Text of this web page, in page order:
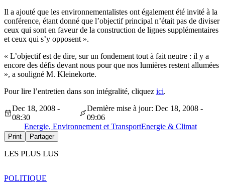
Il a ajouté que les environnementalistes ont également été invité à la
conférence, étant donné que l’objectif principal n’était pas de diviser
ceux qui sont en faveur de la construction de lignes supplémentaires
et ceux qui s’y opposent ».
« L’objectif est de dire, sur un fondement tout à fait neutre : il y a
encore des défis devant nous pour que nos lumières restent allumées
», a souligné M. Kleinekorte.
Pour lire l’entretien dans son intégralité, cliquez ici.
Dec 18, 2008 -
08:30
Dernière mise à jour: Dec 18, 2008 -
09:06
Energie, Environnement et TransportEnergie & Climat
Print Partager
LES PLUS LUS
POLITIQUE